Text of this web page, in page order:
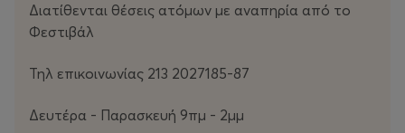
την οποία πολλά θα έχουμε να πούμε στο άμεσο
μέλλον.
Διατίθενται θέσεις ατόμων με αναπηρία από το
Φεστιβάλ
Τηλ επικοινωνίας 213 2027185-87
Δευτέρα - Παρασκευή 9πμ - 2μμ